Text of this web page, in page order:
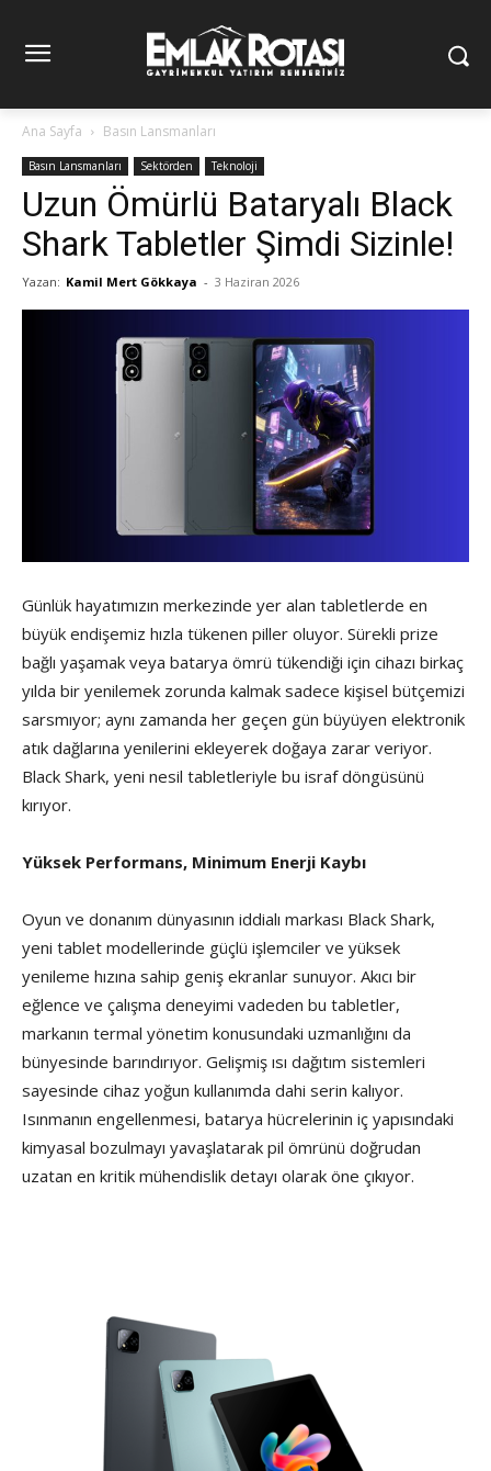
Ana Sayfa Basın Lansmanları
Basın Lansmanları Sektörden Teknoloji
Uzun Ömürlü Bataryalı Black
Shark Tabletler Şimdi Sizinle!
Yazan: Kamil Mert Gökkaya - 3 Haziran 2026
Günlük hayatımızın merkezinde yer alan tabletlerde en
büyük endişemiz hızla tükenen piller oluyor. Sürekli prize
bağlı yaşamak veya batarya ömrü tükendiği için cihazı birkaç
yılda bir yenilemek zorunda kalmak sadece kişisel bütçemizi
sarsmıyor; aynı zamanda her geçen gün büyüyen elektronik
atık dağlarına yenilerini ekleyerek doğaya zarar veriyor.
Black Shark, yeni nesil tabletleriyle bu israf döngüsünü
kırıyor.
Yüksek Performans, Minimum Enerji Kaybı
Oyun ve donanım dünyasının iddialı markası Black Shark,
yeni tablet modellerinde güçlü işlemciler ve yüksek
yenileme hızına sahip geniş ekranlar sunuyor. Akıcı bir
eğlence ve çalışma deneyimi vadeden bu tabletler,
markanın termal yönetim konusundaki uzmanlığını da
bünyesinde barındırıyor. Gelişmiş ısı dağıtım sistemleri
sayesinde cihaz yoğun kullanımda dahi serin kalıyor.
Isınmanın engellenmesi, batarya hücrelerinin iç yapısındaki
kimyasal bozulmayı yavaşlatarak pil ömrünü doğrudan
uzatan en kritik mühendislik detayı olarak öne çıkıyor.